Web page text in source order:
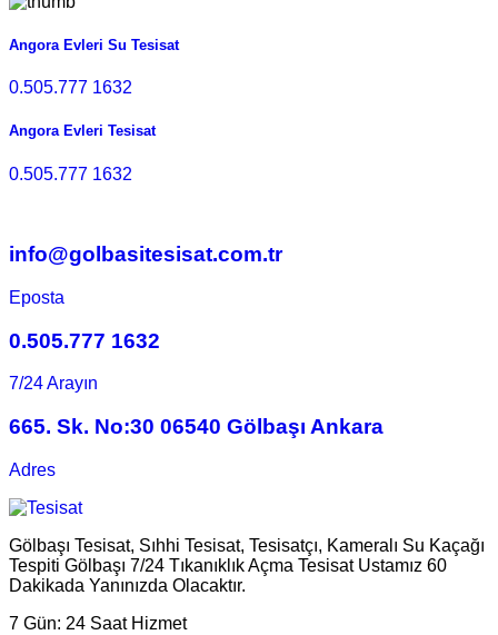
Angora Evleri Su Tesisat
0.505.777 1632
Angora Evleri Tesisat
0.505.777 1632
info@golbasitesisat.com.tr
Eposta
0.505.777 1632
7/24 Arayın
665. Sk. No:30 06540 Gölbaşı Ankara
Adres
Gölbaşı Tesisat, Sıhhi Tesisat, Tesisatçı, Kameralı Su Kaçağı
Tespiti Gölbaşı 7/24 Tıkanıklık Açma Tesisat Ustamız 60
Dakikada Yanınızda Olacaktır.
7 Gün: 24 Saat Hizmet